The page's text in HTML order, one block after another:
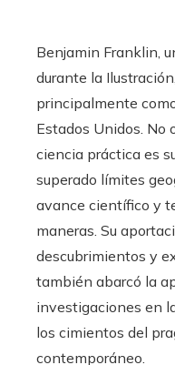
Benjamin Franklin,
durante la
principalmente
Estados Unidos. No
ciencia práctica es
superado límites
avance científico y
maneras. Su
descubrimientos y
también abarcó la
investigaciones en
los cimientos del
contemporáneo.